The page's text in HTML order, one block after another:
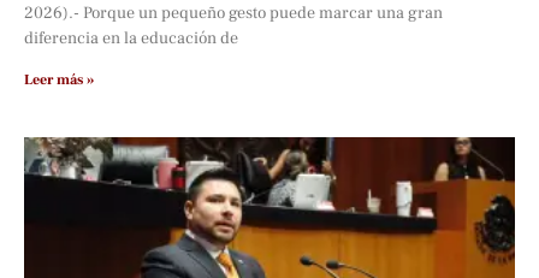
2026).- Porque un pequeño gesto puede marcar una gran
diferencia en la educación de
Leer más »